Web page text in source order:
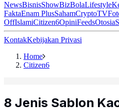
NewsBisnisShowBizBolaLifestyle
FaktaEnam PlusSahamCryptoTV
OffIslamiCitizen6OpiniFeedsOtosia
KontakKebijakan Privasi
Home
Citizen6
8 Jenis Sablon